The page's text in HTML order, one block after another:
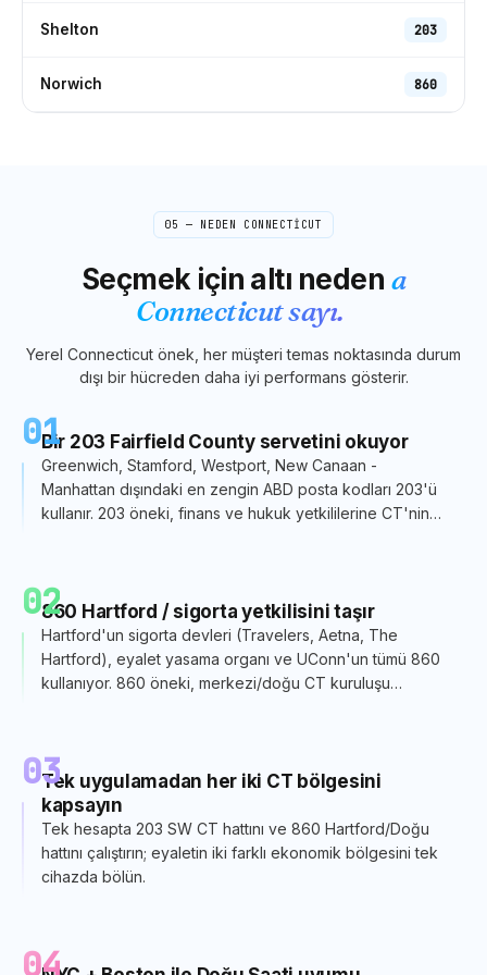
Shelton 203
Norwich 860
05 — NEDEN CONNECTICUT
Seçmek için altı neden a
Connecticutsayı.
Yerel Connecticut önek, her müşteri temas noktasında durum
dışı bir hücreden daha iyi performans gösterir.
01Bir 203 Fairfield County servetini okuyor
Greenwich, Stamford, Westport, New Canaan -
Manhattan dışındaki en zengin ABD posta kodları 203'ü
kullanır. 203 öneki, finans ve hukuk yetkililerine CT'nin
02860 Hartford / sigorta yetkilisini taşır
Hartford'un sigorta devleri (Travelers, Aetna, The
Hartford), eyalet yasama organı ve UConn'un tümü 860
kullanıyor. 860 öneki, merkezi/doğu CT kuruluşu
03Tek uygulamadan her iki CT bölgesini
kapsayın
Tek hesapta 203 SW CT hattını ve 860 Hartford/Doğu
hattını çalıştırın; eyaletin iki farklı ekonomik bölgesini tek
cihazda bölün.
04